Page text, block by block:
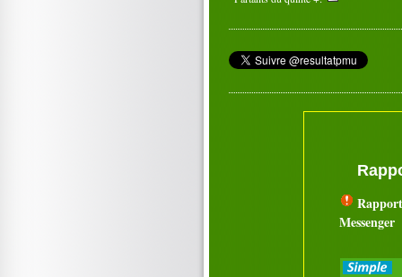
Messenger